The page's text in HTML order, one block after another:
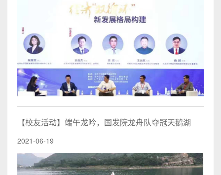
【校友活动】端午龙吟，国发院龙舟队夺冠天鹅湖
2021-06-19